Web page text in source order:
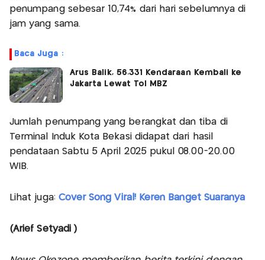
penumpang sebesar 10,74% dari hari sebelumnya di
jam yang sama.
Baca Juga :
Arus Balik, 56.331 Kendaraan Kembali ke
Jakarta Lewat Tol MBZ
Jumlah penumpang yang berangkat dan tiba di
Terminal Induk Kota Bekasi didapat dari hasil
pendataan Sabtu 5 April 2025 pukul 08.00-20.00
WIB.
Lihat juga: Cover Song Viral! Keren Banget Suaranya
(Arief Setyadi )